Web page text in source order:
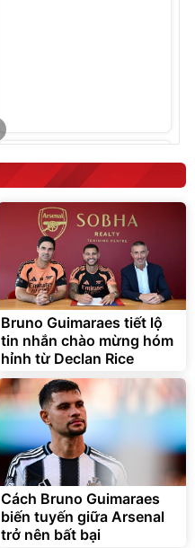
D2-001 - Thông Minh
3.000.000
2.200.000đ
Flash Sale
Lót ghế ôtô, nâng lưng
chống nóng giúp thoải mái
trong di chuyển
295.000đ
Đã bán nhiều
Bruno Guimaraes tiết lộ
tin nhắn chào mừng hóm
hỉnh từ Declan Rice
Cách Bruno Guimaraes
biến tuyến giữa Arsenal
trở nên bất bại